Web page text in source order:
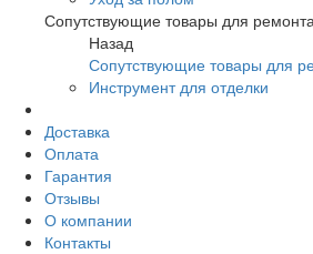
Сопутствующие товары для
Назад
Сопутствующие товары для
Инструмент для отделки
Доставка
Оплата
Гарантия
Отзывы
О компании
Контакты